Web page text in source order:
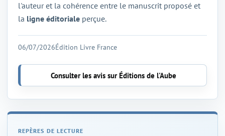
l'auteur et la cohérence entre le manuscrit proposé et
la ligne éditoriale perçue.
06/07/2026Édition Livre France
Consulter les avis sur Éditions de l'Aube